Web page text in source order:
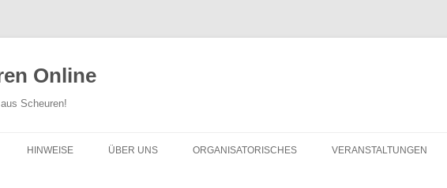
Online
Scheuren!
HINWEISE ÜBER UNS ORGANISATORISCHES VERANSTALTUNGEN